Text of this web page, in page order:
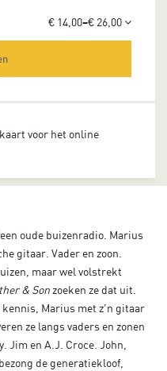
€ 14,00–€ 26,00
voor het online
oude buizenradio. Marius
gitaar. Vader en zoon.
maar wel volstrekt
& Son zoeken ze dat uit.
kennis, Marius met z’n gitaar
ze langs vaders en zonen
Jim en A.J. Croce. John,
de generatiekloof,